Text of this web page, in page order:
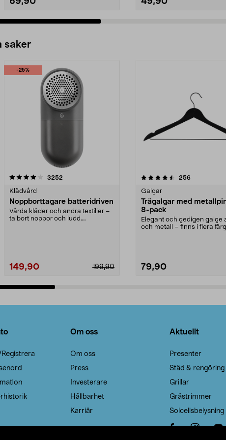
saker
-25%
3252
Klädvård
Noppborttagare batteridriven
Vårda kläder och andra textilier –
ta bort noppor och ludd.
199,90
149,90
4.5av 5 stjärnor 256recensioner
Galgar
Trägalgar med
8-pack
Elegant och gedigen galge
och metall – finns i flera
79,90
4.0av 5 stjärnor
Registrera
Om oss
Om oss
Press
Investerare
Hållbarhet
Karriär
Aktuellt
Presenter
Städ & rengöring
Grillar
Grästrimmer
Solcellsbelysning